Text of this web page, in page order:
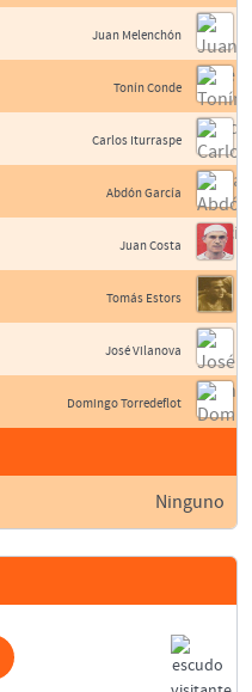
Juan Melenchón
Tonín Conde
Carlos Iturraspe
Abdón García
Juan Costa
Tomás Estors
José Vilanova
Domingo Torredeflot
Ninguno